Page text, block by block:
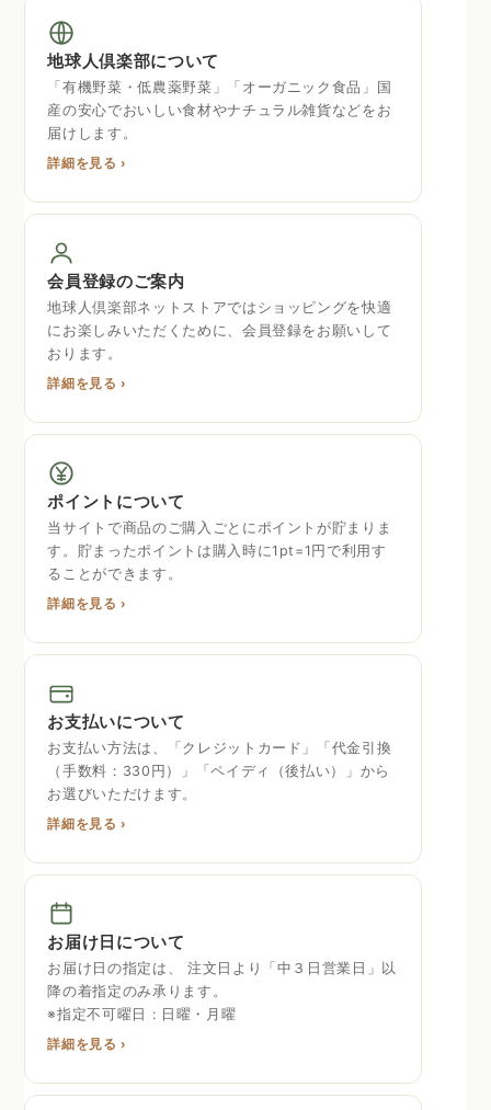
地球人倶楽部について
「有機野菜・低農薬野菜」「オーガニック食品」国
産の安心でおいしい食材やナチュラル雑貨などをお
届けします。
詳細を見る ›
会員登録のご案内
地球人倶楽部ネットストアではショッピングを快適
にお楽しみいただくために、会員登録をお願いして
おります。
詳細を見る ›
ポイントについて
当サイトで商品のご購入ごとにポイントが貯まりま
す。貯まったポイントは購入時に1pt=1円で利用す
ることができます。
詳細を見る ›
お支払いについて
お支払い方法は、「クレジットカード」「代金引換
（手数料：330円）」「ペイディ（後払い）」から
お選びいただけます。
詳細を見る ›
お届け日について
お届け日の指定は、 注文日より「中３日営業日」以
降の着指定のみ承ります。
※指定不可曜日 : 日曜・月曜
詳細を見る ›